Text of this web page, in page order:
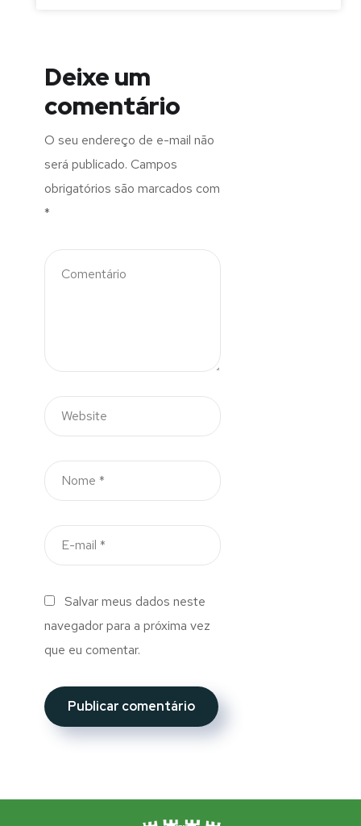
Deixe um
comentário
O seu endereço de e-mail não
será publicado. Campos
obrigatórios são marcados com
*
Salvar meus dados neste
navegador para a próxima vez
que eu comentar.